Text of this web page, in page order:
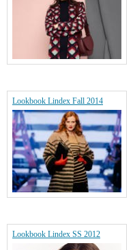
Lookbook Lindex Fall 2014
Lookbook Lindex SS 2012